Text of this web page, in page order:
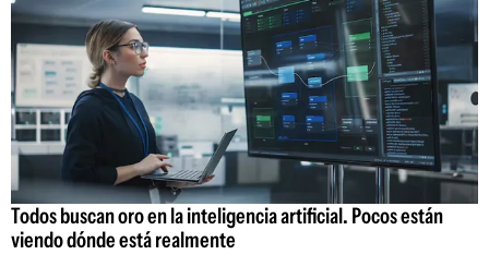
Todos buscan oro en la inteligencia artificial. Pocos están
viendo dónde está realmente